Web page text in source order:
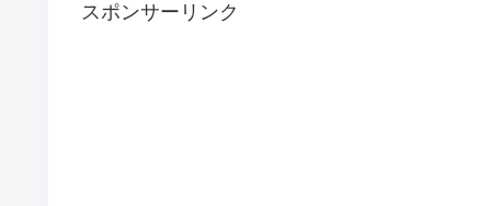
スポンサーリンク